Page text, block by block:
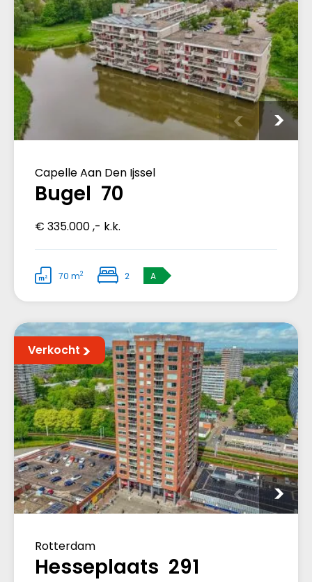
Capelle Aan Den Ijssel
Bugel 70
€ 335.000 ,- k.k.
70 m2 2 A
Verkocht
Rotterdam
Hesseplaats 291